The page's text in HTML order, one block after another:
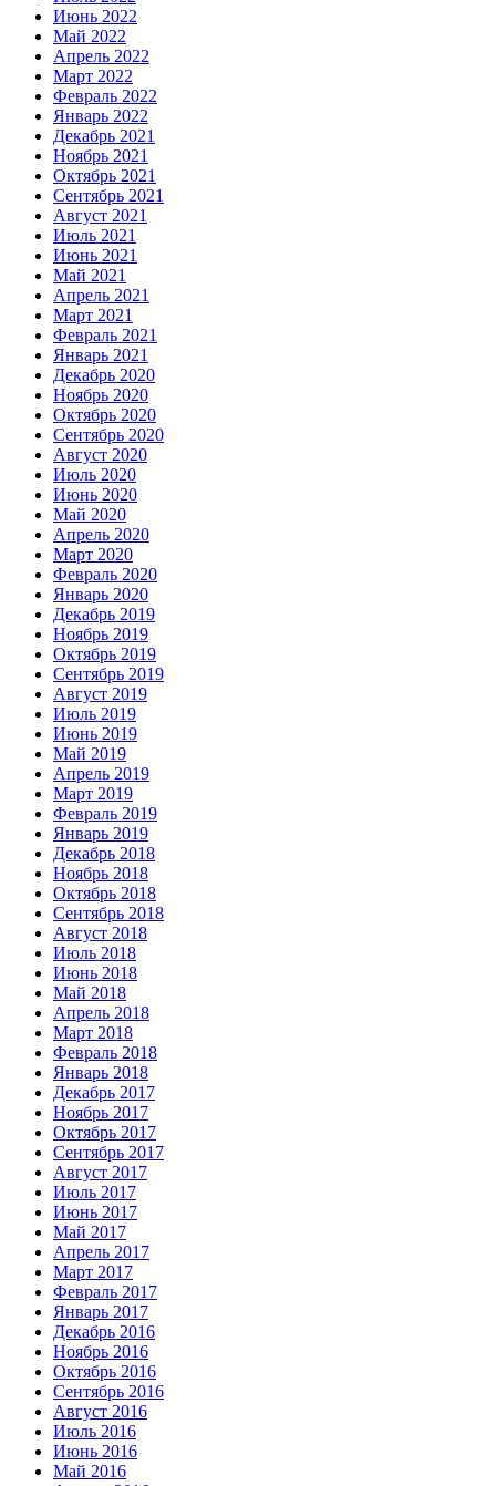
Июнь 2022
Май 2022
Апрель 2022
Март 2022
Февраль 2022
Январь 2022
Декабрь 2021
Ноябрь 2021
Октябрь 2021
Сентябрь 2021
Август 2021
Июль 2021
Июнь 2021
Май 2021
Апрель 2021
Март 2021
Февраль 2021
Январь 2021
Декабрь 2020
Ноябрь 2020
Октябрь 2020
Сентябрь 2020
Август 2020
Июль 2020
Июнь 2020
Май 2020
Апрель 2020
Март 2020
Февраль 2020
Январь 2020
Декабрь 2019
Ноябрь 2019
Октябрь 2019
Сентябрь 2019
Август 2019
Июль 2019
Июнь 2019
Май 2019
Апрель 2019
Март 2019
Февраль 2019
Январь 2019
Декабрь 2018
Ноябрь 2018
Октябрь 2018
Сентябрь 2018
Август 2018
Июль 2018
Июнь 2018
Май 2018
Апрель 2018
Март 2018
Февраль 2018
Январь 2018
Декабрь 2017
Ноябрь 2017
Октябрь 2017
Сентябрь 2017
Август 2017
Июль 2017
Июнь 2017
Май 2017
Апрель 2017
Март 2017
Февраль 2017
Январь 2017
Декабрь 2016
Ноябрь 2016
Октябрь 2016
Сентябрь 2016
Август 2016
Июль 2016
Июнь 2016
Май 2016